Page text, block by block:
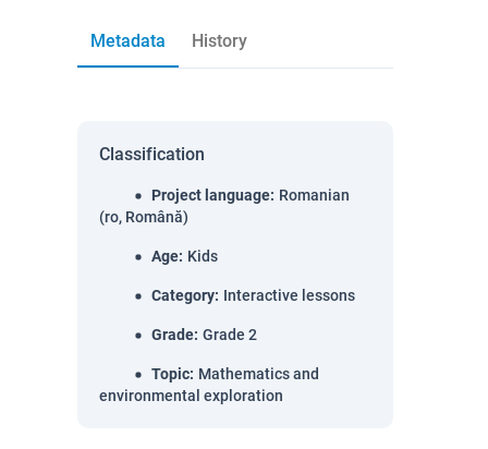
Metadata History
Classification
Project language: Romanian
(ro, Română)
Age: Kids
Category: Interactive lessons
Grade: Grade 2
Topic: Mathematics and
environmental exploration